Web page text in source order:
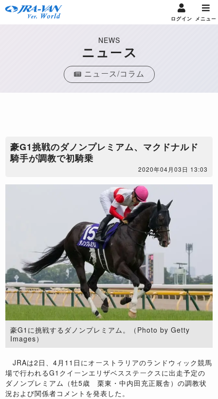
ログイン メニュー
NEWS
ニュース
ニュース/コラム
豪G1挑戦のダノンプレミアム、マクドナルド
騎手が調教で初騎乗
2020年04月03日 13:03
豪G1に挑戦するダノンプレミアム。（Photo by Getty
Images）
JRAは2日、4月11日にオーストラリアのランドウィック競馬
場で行われるG1クイーンエリザベスステークスに出走予定の
ダノンプレミアム（牡5歳 栗東・中内田充正厩舎）の調教状
況および関係者コメントを発表した。